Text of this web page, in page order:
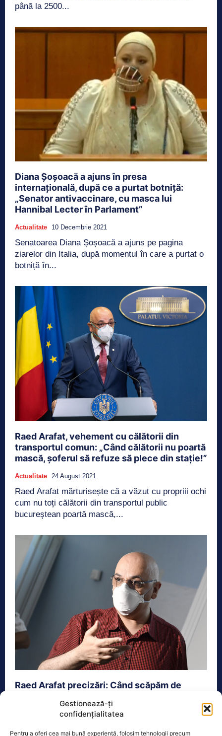
Gestionează-ți
confidențialitatea
Pentru a oferi cea mai bună experiență, folosim tehnologii precum
până la 2500...
Diana Șoșoacă a ajuns în presa
internațională, după ce a purtat botniță:
„Senator antivaccinare, cu masca lui
Hannibal Lecter în Parlament”
Actualitate 10 Decembrie 2021
Senatoarea Diana Șoșoacă a ajuns pe pagina
ziarelor din Italia, după momentul în care a purtat o
botniță în...
Raed Arafat, vehement cu călătorii din
transportul comun: „Când călătorii nu poartă
mască, șoferul să refuze să plece din stație!”
Actualitate 24 August 2021
Raed Arafat mărturisește că a văzut cu propriii ochi
cum nu toți călătorii din transportul public
bucureștean poartă mască,...
Raed Arafat precizări: Când scăpăm de
19 Ianuarie 2021
Secretarul de stat în cadrul MAI, Raed Arafat, a